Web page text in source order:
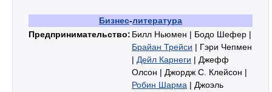
Бизнес-литература
Предпринимательство: Билл Ньюмен | Бодо Шефер |
Брайан Трейси | Гэри Чепмен
| Дейл Карнеги | Джефф
Олсон | Джордж С. Клейсон |
Робин Шарма | Джоэль